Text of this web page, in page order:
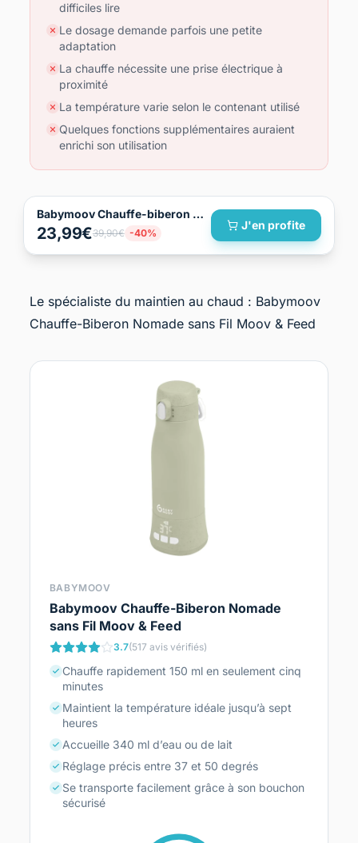
difficiles lire
Le dosage demande parfois une petite
adaptation
La chauffe nécessite une prise électrique à
proximité
La température varie selon le contenant utilisé
Quelques fonctions supplémentaires auraient
enrichi son utilisation
Babymoov Chauffe-biberon Chauffe Biberon Tulip
23,99€39,90€ -40%
J'en profite
Le spécialiste du maintien au chaud : Babymoov
Chauffe-Biberon Nomade sans Fil Moov & Feed
BABYMOOV
Babymoov Chauffe-Biberon Nomade
sans Fil Moov & Feed
3.7(517 avis vérifiés)
Chauffe rapidement 150 ml en seulement cinq
minutes
Maintient la température idéale jusqu’à sept
heures
Accueille 340 ml d’eau ou de lait
Réglage précis entre 37 et 50 degrés
Se transporte facilement grâce à son bouchon
sécurisé